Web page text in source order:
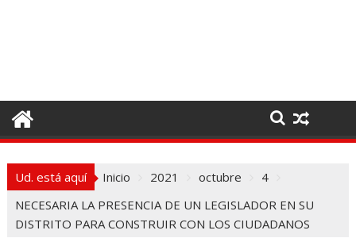
o
t
Ud. está aquí Inicio 2021 octubre
4
NECESARIA LA PRESENCIA DE UN LEGISLADOR EN SU
DISTRITO PARA CONSTRUIR CON LOS CIUDADANOS